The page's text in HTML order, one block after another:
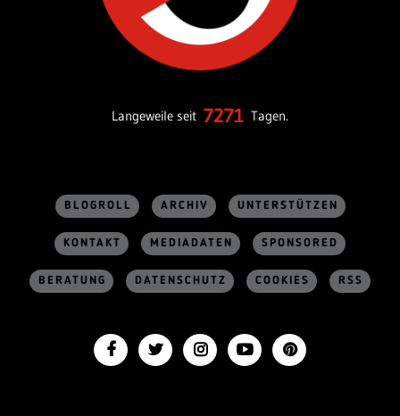
Langeweile seit 7271 Tagen.
BLOGROLL ARCHIV UNTERSTÜTZEN
KONTAKT MEDIADATEN SPONSORED
BERATUNG DATENSCHUTZ COOKIES RSS